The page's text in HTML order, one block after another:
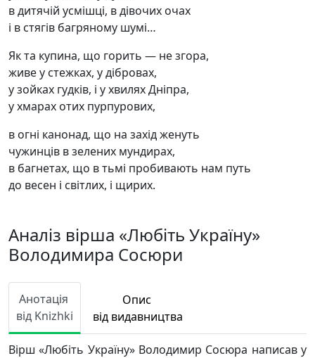
в дитячій усмішці, в дівочих очах
і в стягів багряному шумі…
Як та купина, що горить — не згора,
живе у стежках, у дібровах,
у зойках гудків, і у хвилях Дніпра,
у хмарах отих пурпурових,
в огні канонад, що на захід женуть
чужинців в зелених мундирах,
в багнетах, що в тьмі пробивають нам путь
до весен і світлих, і щирих.
Аналіз вірша «Любіть Україну»
Володимира Сосюри
Анотація
від Knizhki
Опис
від видавництва
Вірш «Любіть Україну» Володимир Сосюра написав у